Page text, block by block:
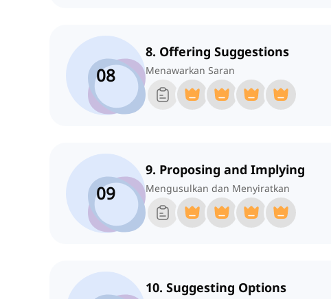
08
8. Offering Suggestions
Menawarkan Saran
09
9. Proposing and Implying
Mengusulkan dan Menyiratkan
10. Suggesting Options